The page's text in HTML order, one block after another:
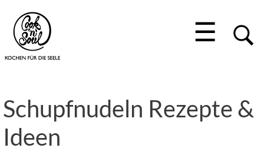
☰
Schupfnudeln Rezepte &
Ideen